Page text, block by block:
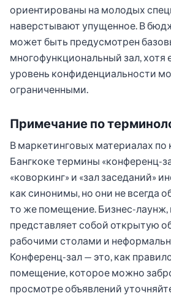
ориентированы на молодых
наверстывают упущенное. В
может быть предусмотрен
многофункциональный зал, хотя
уровень конфиденциальности
ограниченными.
Примечание по
В маркетинговых материалах
Бангкоке термины «конференц-
«коворкинг» и «зал заседаний»
как синонимы, но они не всегда
то же помещение. Бизнес-лаунж,
представляет собой открытую
рабочими столами и
Конференц-зал — это, как
помещение, которое можно
просмотре объявлений